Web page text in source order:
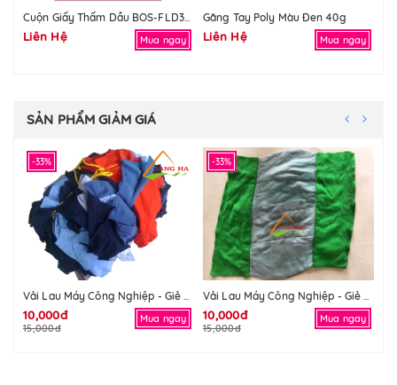
Cuộn Giấy Thấm Dầu BOS-FLD3802S
Liên Hệ Mua ngay
Găng Tay Poly Màu Đen 40g
Liên Hệ Mua ngay
SẢN PHẨM GIẢM GIÁ
-33%
Vải Lau Máy Công Nghiệp - Giẻ Lau Máy Công Nghiệp
10,000đ
15,000đ
Mua ngay
-33%
Vải Lau Máy Công Nghiệp - Giẻ Lau Máy Công Nghiệp
10,000đ
15,000đ
Mua ngay